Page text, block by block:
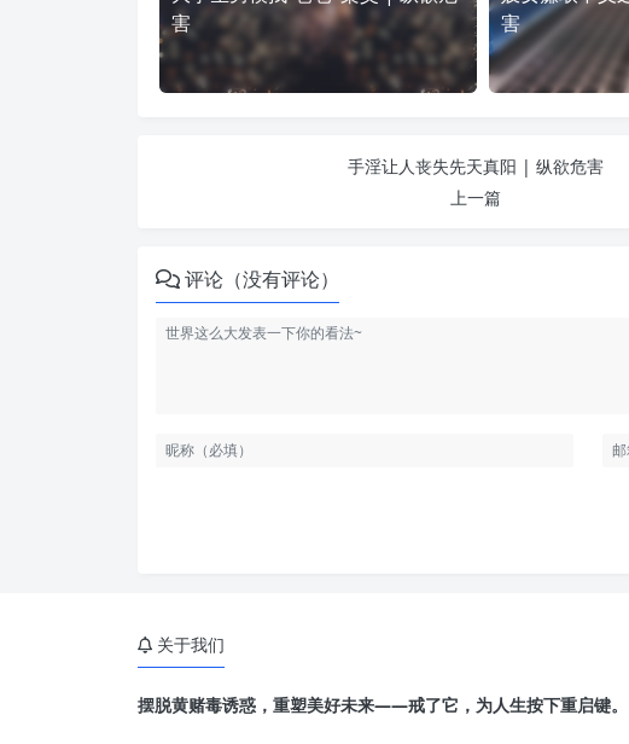
害
害
手淫让人丧失先天真阳 | 纵欲危害
上一篇
评论（没有评论）
关于我们
摆脱黄赌毒诱惑，重塑美好未来——戒了它，为人生按下重启键。